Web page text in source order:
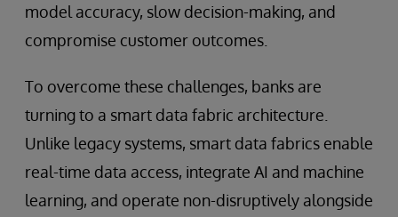
model accuracy, slow decision-making, and
compromise customer outcomes.
To overcome these challenges, banks are
turning to a smart data fabric architecture.
Unlike legacy systems, smart data fabrics enable
real-time data access, integrate AI and machine
learning, and operate non-disruptively alongside